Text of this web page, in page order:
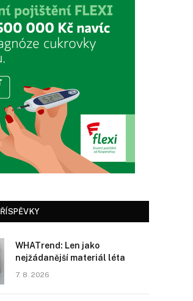
WHATrend: Len jako
nejžádanější materiál léta
7. 8. 2026